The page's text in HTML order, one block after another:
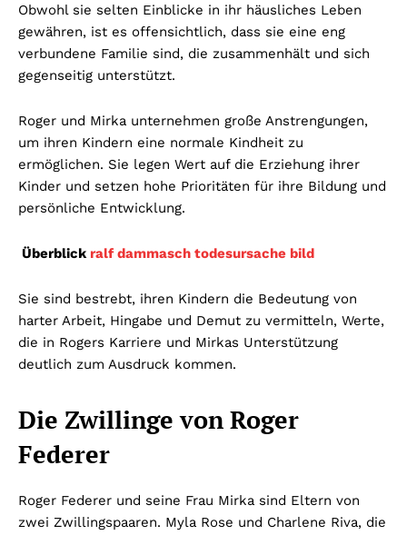
Obwohl sie selten Einblicke in ihr häusliches Leben
gewähren, ist es offensichtlich, dass sie eine eng
verbundene Familie sind, die zusammenhält und sich
gegenseitig unterstützt.
Roger und Mirka unternehmen große Anstrengungen,
um ihren Kindern eine normale Kindheit zu
ermöglichen. Sie legen Wert auf die Erziehung ihrer
Kinder und setzen hohe Prioritäten für ihre Bildung und
persönliche Entwicklung.
Überblick ralf dammasch todesursache bild
Sie sind bestrebt, ihren Kindern die Bedeutung von
harter Arbeit, Hingabe und Demut zu vermitteln, Werte,
die in Rogers Karriere und Mirkas Unterstützung
deutlich zum Ausdruck kommen.
Die Zwillinge von Roger
Federer
Roger Federer und seine Frau Mirka sind Eltern von
zwei Zwillingspaaren. Myla Rose und Charlene Riva, die